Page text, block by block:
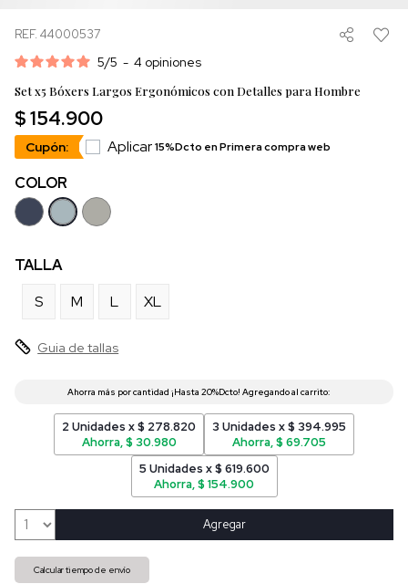
REF. 44000537
5/5 - 4 opiniones
Set x5 Bóxers Largos Ergonómicos con Detalles para Hombre
$ 154.900
Cupón: Aplicar15%Dcto en Primera compra web
COLOR
TALLA
S
M L XL
Guia de tallas
2 Unidades x $ 278.820
Ahorra, $ 30.980
3 Unidades x $ 394.995
Ahorra, $ 69.705
5 Unidades x $ 619.600
Ahorra, $ 154.900
Agregar
Calcular tiempo de envío